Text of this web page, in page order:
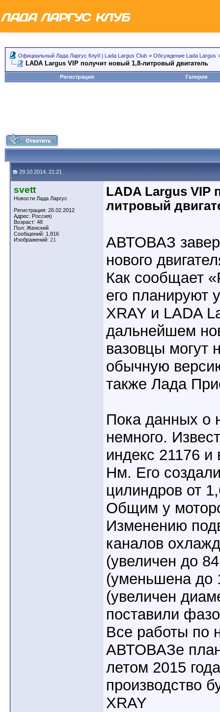
Официальный Лада Ларгус Клуб | Lada Largus Club > Обсуждение Lada Largus
LADA Largus VIP получит новый 1,8-литровый двигатель
Регистрация Галерея
29.10.2014, 21:21
svett
Новости Лада Ларгус
Регистрация: 26.02.2012
Адрес: Россия)
Возраст: 48
Пол: Женский
Сообщений: 1,816
Изображений: 21
LADA Largus VIP
литровый
АВТОВАЗ
нового
Как сообщает
его планируют
XRAY и LADA
дальнейшем
вазовцы могут
обычную
также Лада
Пока данных о
немного.
индекс 21176
Нм. Его
цилиндров от
Общим у
Изменению
каналов
(увеличен до
(уменьшена до
(увеличен
поставили
Все работы по
АВТОВАЗе
летом 2015
производство
XRAY